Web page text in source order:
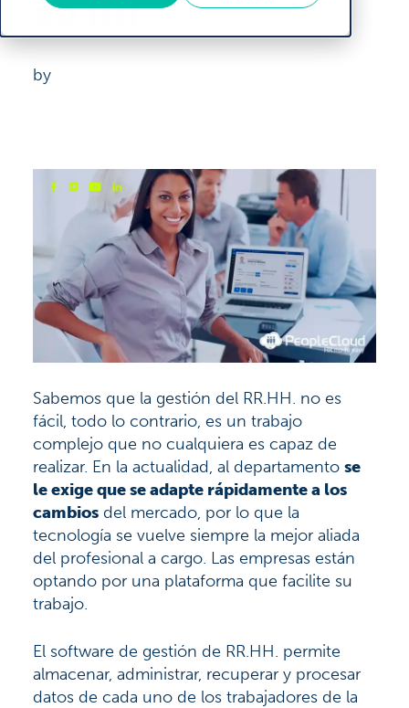
RR.HH.
by
Sabemos que la gestión del RR.HH. no es
fácil, todo lo contrario, es un trabajo
complejo que no cualquiera es capaz de
realizar. En la actualidad, al departamento se
le exige que se adapte rápidamente a los
cambios del mercado, por lo que la
tecnología se vuelve siempre la mejor aliada
del profesional a cargo. Las empresas están
optando por una plataforma que facilite su
trabajo.
El software de gestión de RR.HH. permite
almacenar, administrar, recuperar y procesar
datos de cada uno de los trabajadores de la